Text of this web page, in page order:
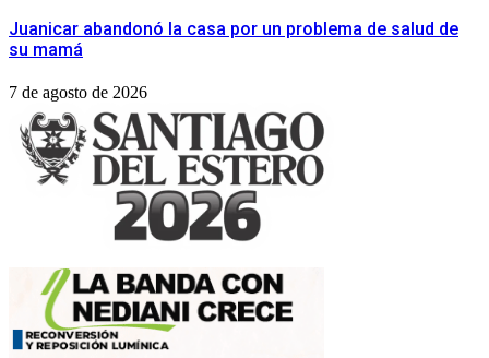
Juanicar abandonó la casa por un problema de salud de
su mamá
7 de agosto de 2026